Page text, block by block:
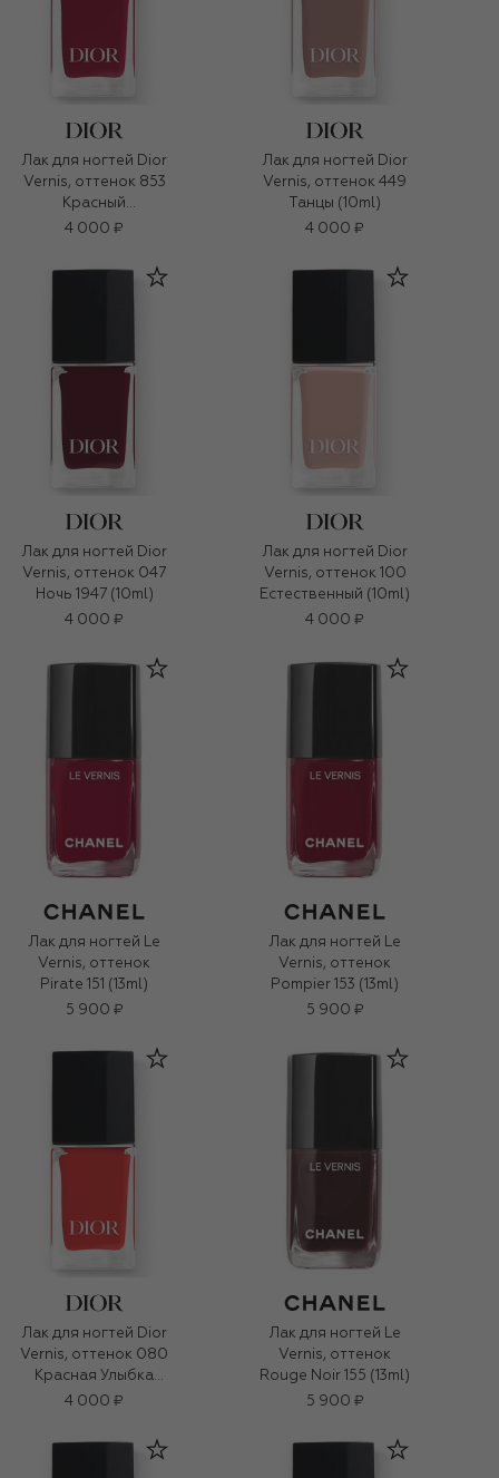
Лак для ногтей Dior
Vernis, оттенок 853
Красный
Трафальгар (10ml)
4 000 ₽
Лак для ногтей Dior
Vernis, оттенок 449
Танцы (10ml)
4 000 ₽
Лак для ногтей Dior
Vernis, оттенок 047
Ночь 1947 (10ml)
4 000 ₽
Лак для ногтей Dior
Vernis, оттенок 100
Естественный (10ml)
4 000 ₽
Лак для ногтей Le
Vernis, оттенок
Pirate 151 (13ml)
5 900 ₽
Лак для ногтей Le
Vernis, оттенок
Pompier 153 (13ml)
5 900 ₽
Лак для ногтей Dior
Vernis, оттенок 080
Красная Улыбка
(10ml)
4 000 ₽
Лак для ногтей Le
Vernis, оттенок
Rouge Noir 155 (13ml)
5 900 ₽